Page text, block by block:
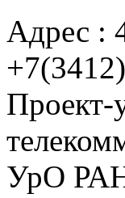
Адрес :
Проект-
УрО